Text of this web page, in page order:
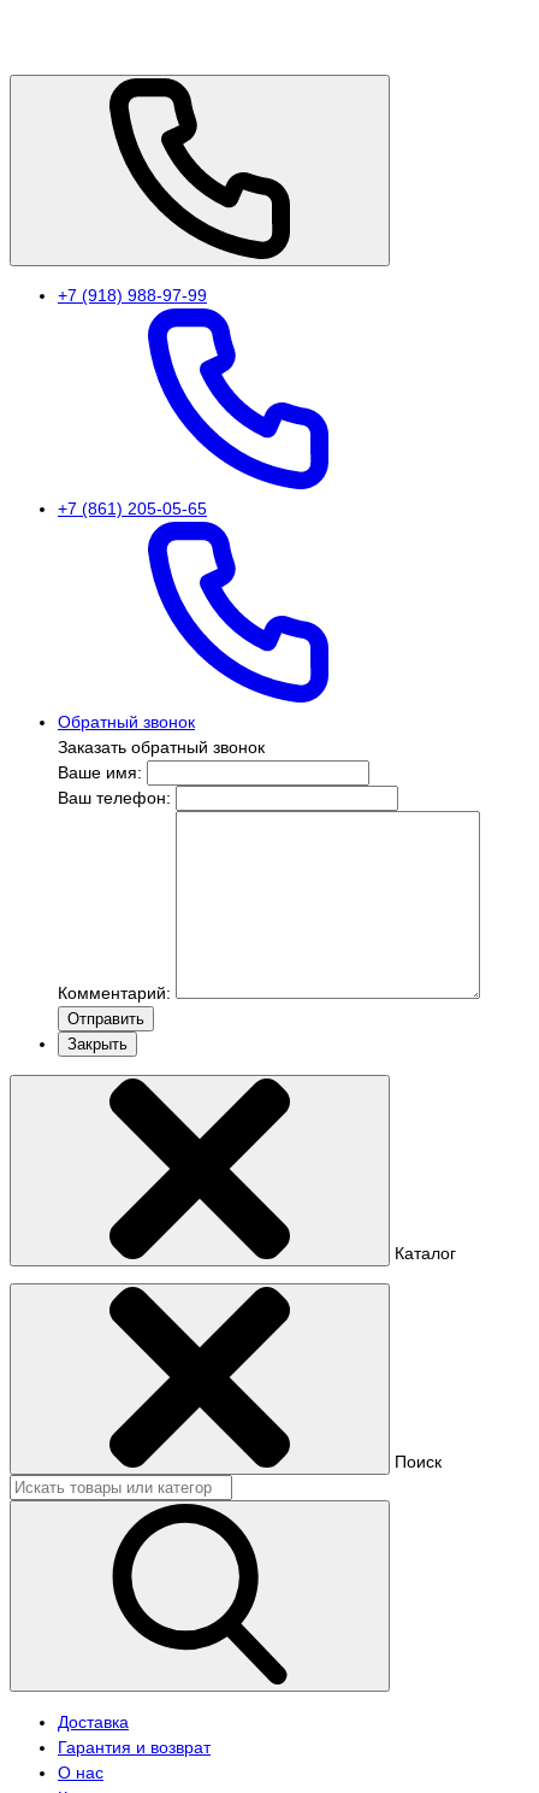
+7 (918) 988-97-99
+7 (861) 205-05-65
Обратный звонок
Заказать обратный звонок
Ваше имя:
Ваш телефон:
Комментарий:
Отправить
Закрыть
Каталог
Поиск
Доставка
Гарантия и возврат
О нас